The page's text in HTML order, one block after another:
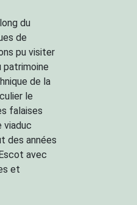
du
de
pu visiter
patrimoine
de la
le
falaises
viaduc
des années
avec
et